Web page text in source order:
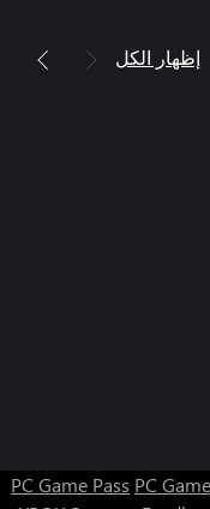
إظهار الكل
PC Game Pass PC